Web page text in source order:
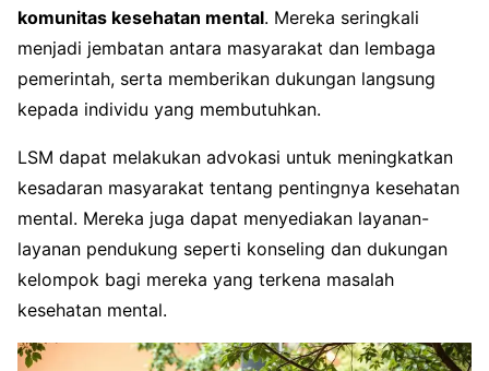
komunitas kesehatan mental. Mereka seringkali
menjadi jembatan antara masyarakat dan lembaga
pemerintah, serta memberikan dukungan langsung
kepada individu yang membutuhkan.
LSM dapat melakukan advokasi untuk meningkatkan
kesadaran masyarakat tentang pentingnya kesehatan
mental. Mereka juga dapat menyediakan layanan-
layanan pendukung seperti konseling dan dukungan
kelompok bagi mereka yang terkena masalah
kesehatan mental.